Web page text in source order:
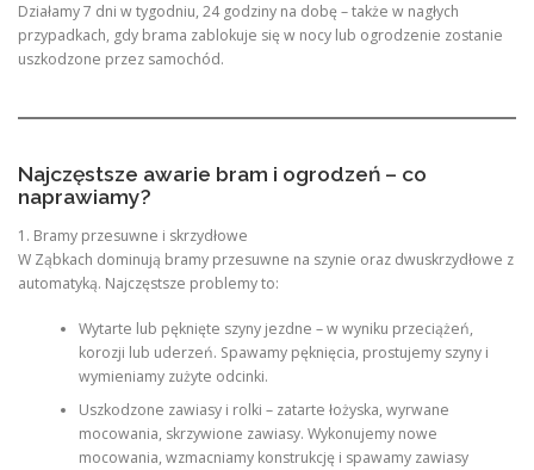
Działamy 7 dni w tygodniu, 24 godziny na dobę – także w nagłych
przypadkach, gdy brama zablokuje się w nocy lub ogrodzenie zostanie
uszkodzone przez samochód.
Najczęstsze awarie bram i ogrodzeń – co
naprawiamy?
1. Bramy przesuwne i skrzydłowe
W Ząbkach dominują bramy przesuwne na szynie oraz dwuskrzydłowe z
automatyką. Najczęstsze problemy to:
Wytarte lub pęknięte szyny jezdne – w wyniku przeciążeń,
korozji lub uderzeń. Spawamy pęknięcia, prostujemy szyny i
wymieniamy zużyte odcinki.
Uszkodzone zawiasy i rolki – zatarte łożyska, wyrwane
mocowania, skrzywione zawiasy. Wykonujemy nowe
mocowania, wzmacniamy konstrukcję i spawamy zawiasy